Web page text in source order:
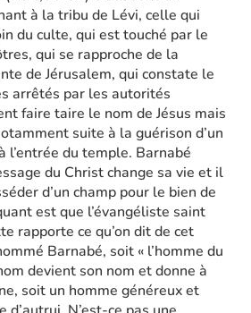
à la tribu de Lévi, celle qui
du culte, qui est touché par le
qui se rapproche de la
de Jérusalem, qui constate le
arrêtés par les autorités
faire taire le nom de Jésus mais
suite à la guérison d’un
l’entrée du temple. Barnabé
du Christ change sa vie et il
d’un champ pour le bien de
est que l’évangéliste saint
rapporte ce qu’on dit de cet
Barnabé, soit « l’homme du
devient son nom et donne à
soit un homme généreux et